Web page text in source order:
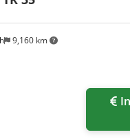
9,160 km